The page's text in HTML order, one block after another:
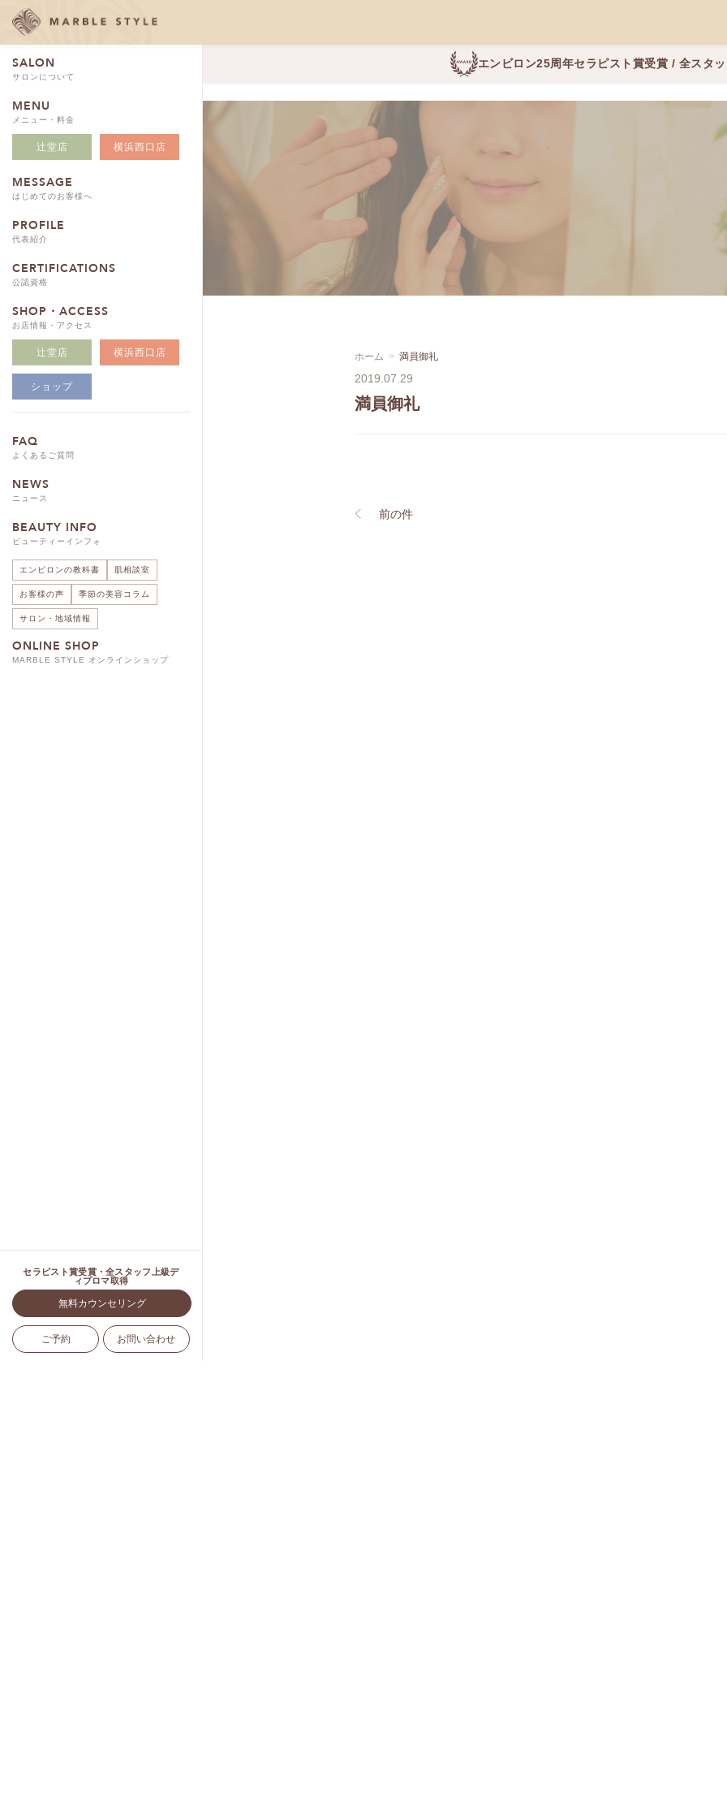
SALON
サロンについて
MENU
メニュー・料金
辻堂店 横浜西口店
MESSAGE
はじめてのお客様へ
PROFILE
代表紹介
CERTIFICATIONS
公認資格
SHOP・ACCESS
お店情報・アクセス
辻堂店 横浜西口店
ショップ
FAQ
よくあるご質問
NEWS
ニュース
BEAUTY INFO
ビューティーインフォ
エンビロンの教科書 肌相談室
お客様の声 季節の美容コラム
サロン・地域情報
ONLINE SHOP
MARBLE STYLE オンラインショップ
セラピスト賞受賞・全スタッフ上級デ
ィプロマ取得
無料カウンセリング
ご予約 お問い合わせ
エンビロン25周年セラピスト賞受賞 / 全スタ
ホーム 満員御礼
2019.07.29
満員御礼
前の件